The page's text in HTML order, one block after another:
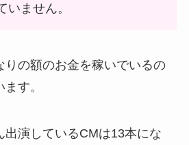
いません。
りの額のお金を稼いでいるの
す。
出演しているCMは13本にな